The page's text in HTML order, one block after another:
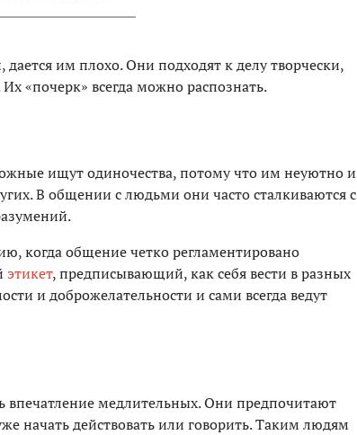
им плохо. Они подходят к делу творчески,
«почерк» всегда можно распознать.
ищут одиночества, потому что им неуютно и
В общении с людьми они часто сталкиваются с
когда общение четко регламентировано
этикет, предписывающий, как себя вести в разных
и доброжелательности и сами всегда ведут
медлительных. Они предпочитают
начать действовать или говорить. Таким людям